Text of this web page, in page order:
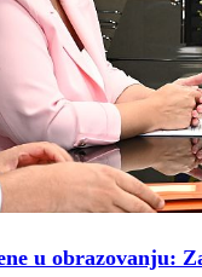
u obrazovanju: